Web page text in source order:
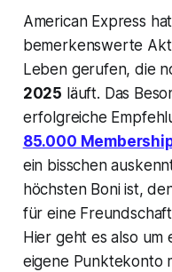
American Express
bemerkenswerte
Leben gerufen, die
2025 läuft. Das
erfolgreiche
85.000
ein bisschen
höchsten Boni ist,
für eine
Hier geht es also um
eigene Punktekonto